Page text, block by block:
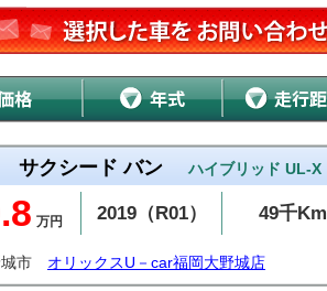
サクシード バン ハイブリッド UL-X
万円 2019（R01） 49千Km
市 オリックスU－car福岡大野城店